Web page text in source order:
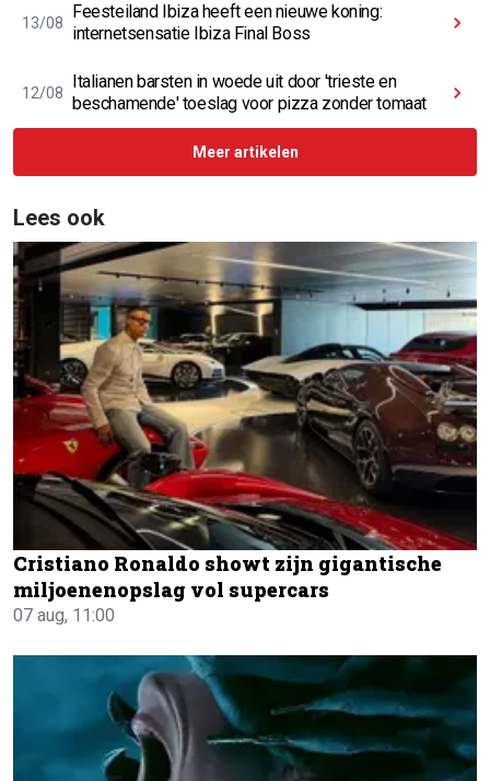
13/08
Feesteiland Ibiza heeft een nieuwe koning:
internetsensatie Ibiza Final Boss
12/08
Italianen barsten in woede uit door 'trieste en
beschamende' toeslag voor pizza zonder tomaat
Meer artikelen
Lees ook
Cristiano Ronaldo showt zijn gigantische
miljoenenopslag vol supercars
07 aug, 11:00